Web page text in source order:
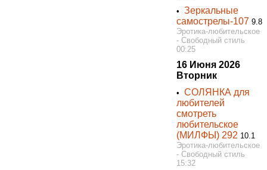
•Зеркальные
самострелы-107 9.8
Эротика-любительское
- Свободный стиль
00:25
16 Июня 2026
Вторник
•СОЛЯНКА для
любителей
смотреть
любительское
(МИЛФЫ) 292 10.1
Эротика-любительское
- Свободный стиль
15:32